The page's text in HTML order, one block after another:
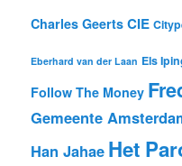
Charles Geerts CIE
Eberhard van der Laan Els
Follow The Money
Gemeente
Han Jahae Het